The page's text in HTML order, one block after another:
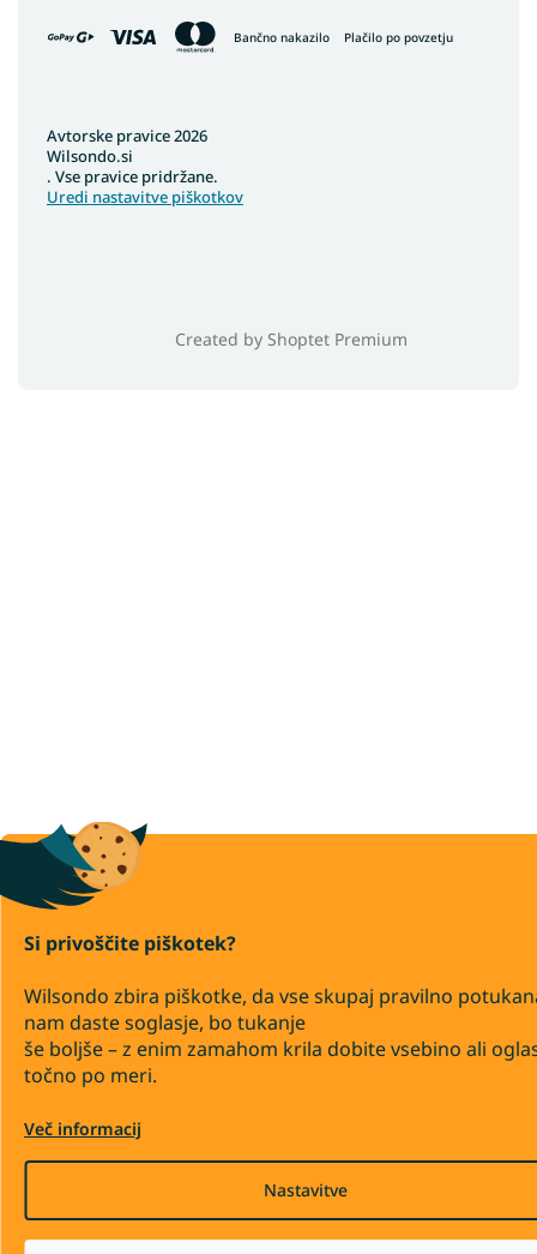
Si privoščite piškotek?
Wilsondo zbira piškotke, da vse skupaj pravilno
nam daste soglasje, bo tukanje
še boljše – z enim zamahom krila dobite vsebino ali
točno po meri.
Več informacij
Nastavitve
Bančno nakazilo Plačilo po povzetju
Created by Shoptet Premium
Avtorske pravice 2026
Wilsondo.si
. Vse pravice pridržane.
Uredi nastavitve piškotkov